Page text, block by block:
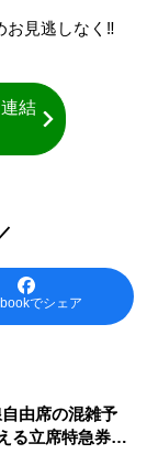
お見逃しなく‼
結
でシェア
由席の混雑予
る立席特急券も